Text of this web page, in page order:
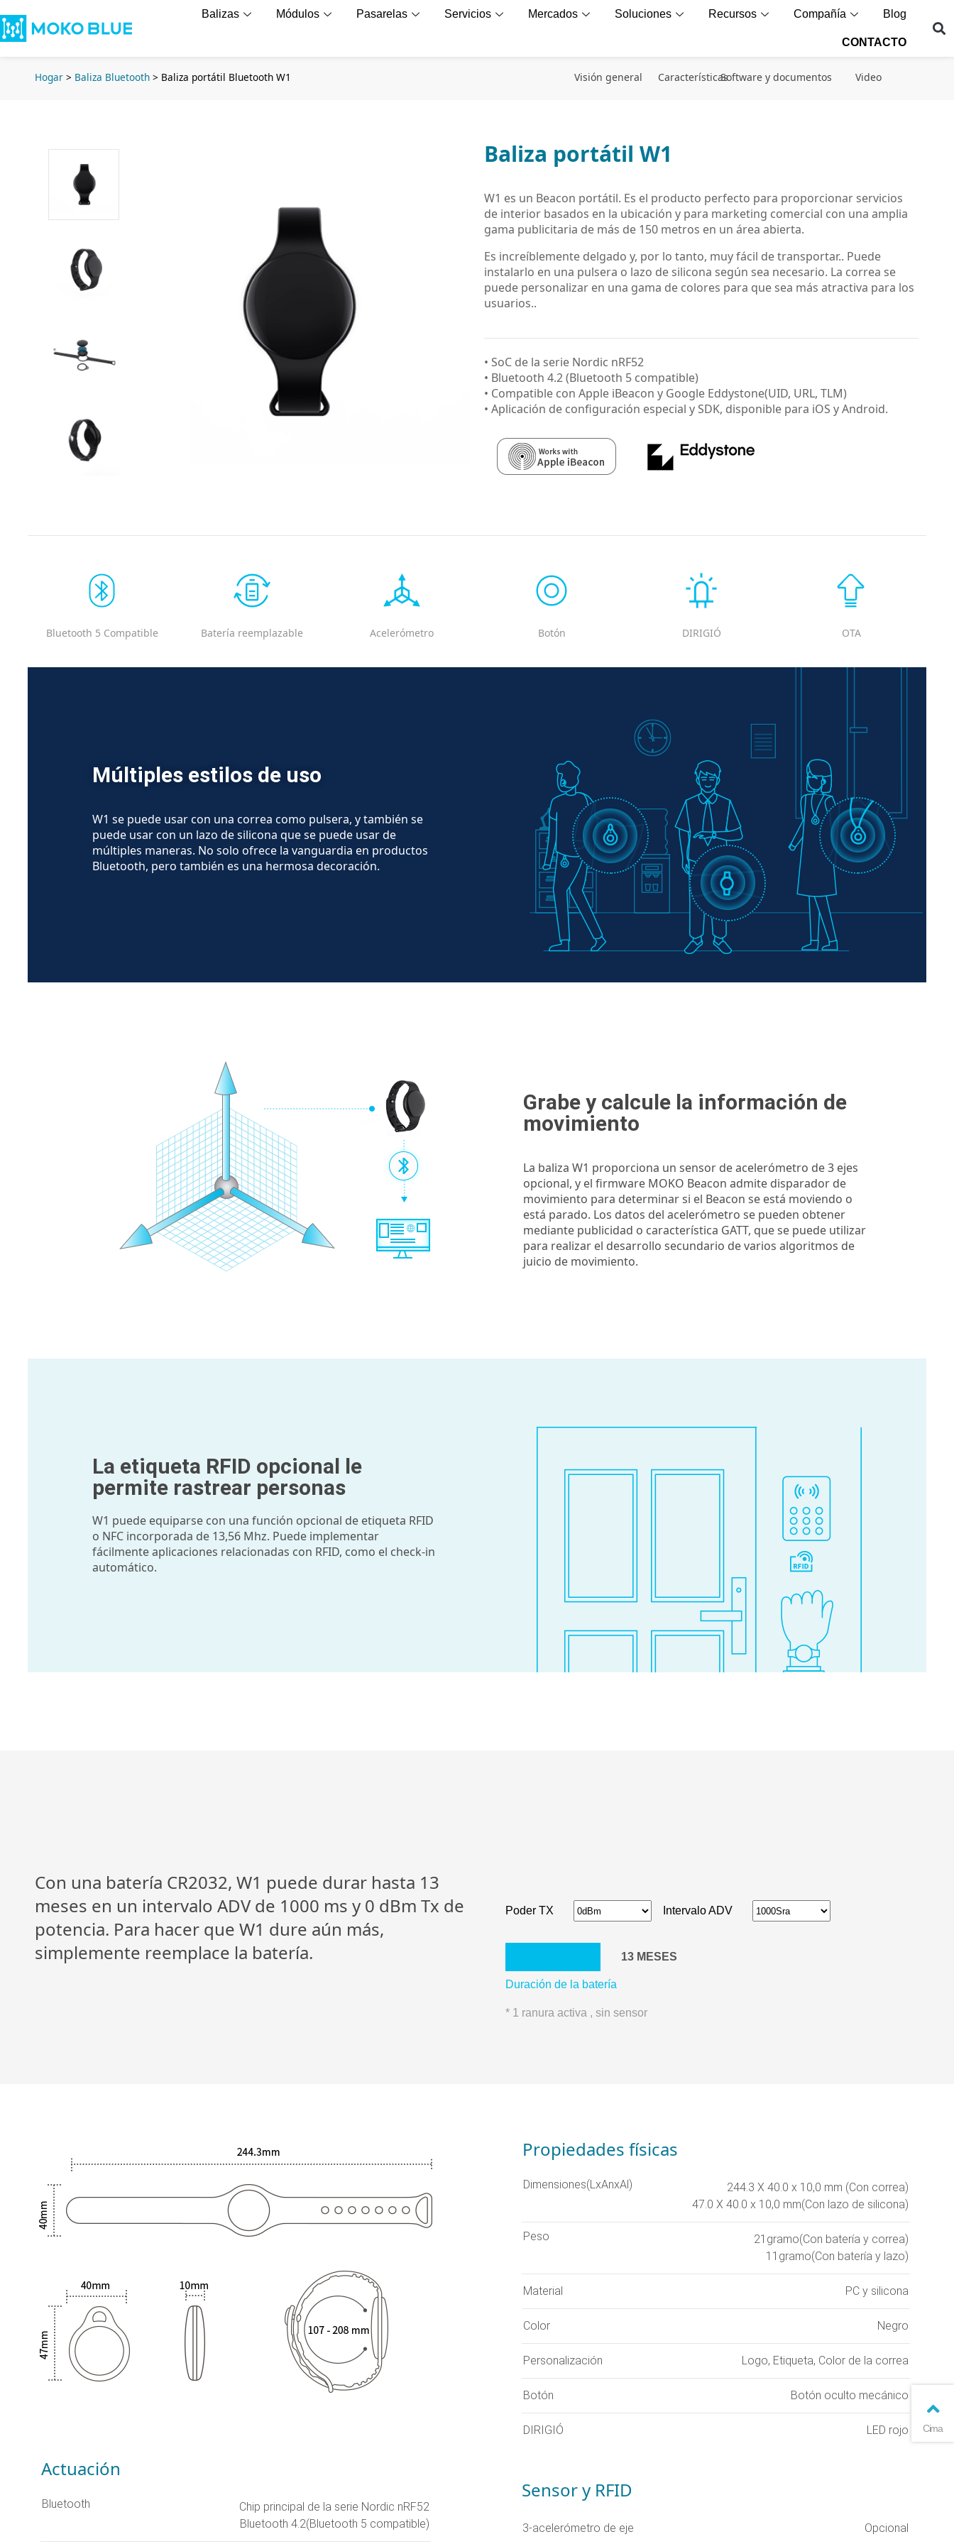
Balizas Módulos Pasarelas Servicios Mercados Soluciones Recursos Compañía Blog
CONTACTO
Hogar > Baliza Bluetooth > Baliza portátil Bluetooth W1 Visión general CaracterísticasSoftware y documentos Video
Baliza portátil W1
W1 es un Beacon portátil. Es el producto perfecto para proporcionar servicios
de interior basados ​​en la ubicación y para marketing comercial con una amplia
gama publicitaria de más de 150 metros en un área abierta.
Es increíblemente delgado y, por lo tanto, muy fácil de transportar.. Puede
instalarlo en una pulsera o lazo de silicona según sea necesario. La correa se
puede personalizar en una gama de colores para que sea más atractiva para los
usuarios..
• SoC de la serie Nordic nRF52
• Bluetooth 4.2 (Bluetooth 5 compatible)
• Compatible con Apple iBeacon y Google Eddystone(UID, URL, TLM)
• Aplicación de configuración especial y SDK, disponible para iOS y Android.
Bluetooth 5 Compatible Batería reemplazable Acelerómetro Botón DIRIGIÓ OTA
Múltiples estilos de uso
W1 se puede usar con una correa como pulsera, y también se
puede usar con un lazo de silicona que se puede usar de
múltiples maneras. No solo ofrece la vanguardia en productos
Bluetooth, pero también es una hermosa decoración.
Grabe y calcule la información de
movimiento
La baliza W1 proporciona un sensor de acelerómetro de 3 ejes
opcional, y el firmware MOKO Beacon admite disparador de
movimiento para determinar si el Beacon se está moviendo o
está parado. Los datos del acelerómetro se pueden obtener
mediante publicidad o característica GATT, que se puede utilizar
para realizar el desarrollo secundario de varios algoritmos de
juicio de movimiento.
La etiqueta RFID opcional le
permite rastrear personas
W1 puede equiparse con una función opcional de etiqueta RFID
o NFC incorporada de 13,56 Mhz. Puede implementar
fácilmente aplicaciones relacionadas con RFID, como el check-in
automático.
Con una batería CR2032, W1 puede durar hasta 13
meses en un intervalo ADV de 1000 ms y 0 dBm Tx de
potencia. Para hacer que W1 dure aún más,
simplemente reemplace la batería.
Poder TX Intervalo ADV
13 MESES
Duración de la batería
* 1 ranura activa , sin sensor
Propiedades físicas
Dimensiones(LxAnxAl)
244.3 X 40.0 x 10,0 mm (Con correa)
47.0 X 40.0 x 10,0 mm(Con lazo de silicona)
Peso
21gramo(Con batería y correa)
11gramo(Con batería y lazo)
Material PC y silicona
Color Negro
Personalización Logo, Etiqueta, Color de la correa
Botón Botón oculto mecánico
DIRIGIÓ LED rojo
Actuación
Bluetooth
Chip principal de la serie Nordic nRF52
Bluetooth 4.2(Bluetooth 5 compatible)
Sensor y RFID
3-acelerómetro de eje Opcional
Cima